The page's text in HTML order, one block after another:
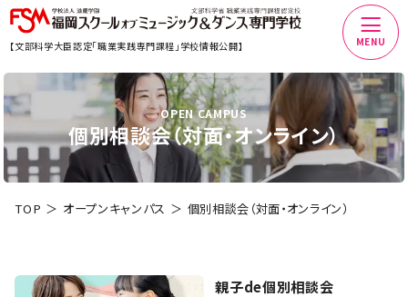
【文部科学大臣認定「職業実践専門課程」学校情報公開】 MENU
OPEN CAMPUS
個別相談会（対面・オンライン）
TOP オープンキャンパス 個別相談会（対面・オンライン）
親子de個別相談会